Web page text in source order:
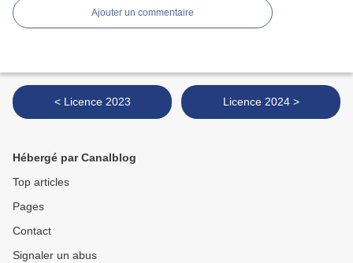
Ajouter un commentaire
< Licence 2023 Licence 2024 >
Hébergé par Canalblog
Top articles
Pages
Contact
Signaler un abus